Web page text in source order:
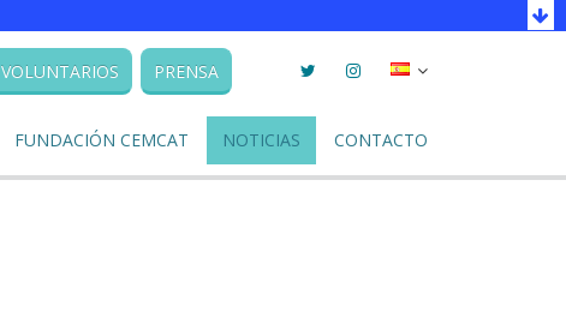
VOLUNTARIOS PRENSA TwitterInstagramSeleccionar
FUNDACIÓN CEMCAT NOTICIAS CONTACTO